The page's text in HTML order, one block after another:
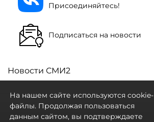
Присоединяйтесь!
Подписаться на новости
Новости СМИ2
На нашем сайте используются cookie-
файлы. Продолжая пользоваться
данным сайтом, вы подтверждаете